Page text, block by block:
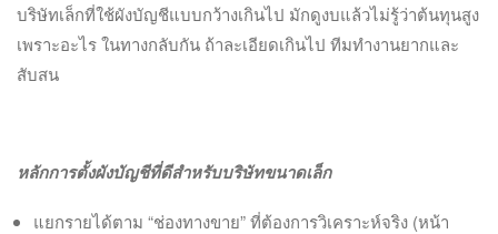
บริษัทเล็กที่ใช้ผังบัญชีแบบกว้างเกินไป มักดูงบแล้วไม่รู้ว่าต้นทุนสูง
เพราะอะไร ในทางกลับกัน ถ้าละเอียดเกินไป ทีมทำงานยากและ
สับสน
หลักการตั้งผังบัญชีที่ดีสำหรับบริษัทขนาดเล็ก
แยกรายได้ตาม “ช่องทางขาย” ที่ต้องการวิเคราะห์จริง (หน้า